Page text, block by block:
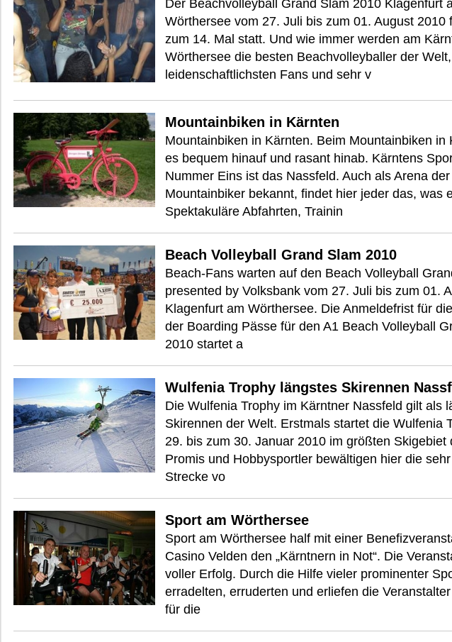
Der Beachvolleyball Grand Slam 2010 Klagenfurt
Wörthersee vom 27. Juli bis zum 01. August 2010
zum 14. Mal statt. Und wie immer werden am
Wörthersee die besten Beachvolleyballer der
leidenschaftlichsten Fans und sehr v
Mountainbiken in Kärnten
Mountainbiken in Kärnten. Beim Mountainbiken in
es bequem hinauf und rasant hinab. Kärntens
Nummer Eins ist das Nassfeld. Auch als Arena der
Mountainbiker bekannt, findet hier jeder das, was
Spektakuläre Abfahrten, Trainin
Beach Volleyball Grand Slam 2010
Beach-Fans warten auf den Beach Volleyball
presented by Volksbank vom 27. Juli bis zum 01.
Klagenfurt am Wörthersee. Die Anmeldefrist für
der Boarding Pässe für den A1 Beach Volleyball
2010 startet a
Wulfenia Trophy längstes Skirennen
Die Wulfenia Trophy im Kärntner Nassfeld gilt als
Skirennen der Welt. Erstmals startet die Wulfenia
29. bis zum 30. Januar 2010 im größten Skigebiet
Promis und Hobbysportler bewältigen hier die
Strecke vo
Sport am Wörthersee
Sport am Wörthersee half mit einer
Casino Velden den „Kärntnern in Not“. Die
voller Erfolg. Durch die Hilfe vieler prominenter
erradelten, erruderten und erliefen die
für die